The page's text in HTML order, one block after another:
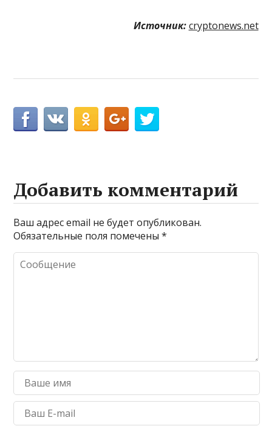
Источник: cryptonews.net
Добавить комментарий
Ваш адрес email не будет опубликован.
Обязательные поля помечены*